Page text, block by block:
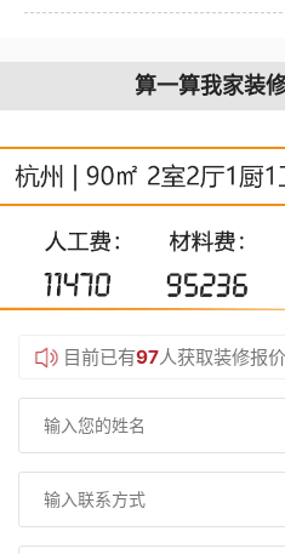
算一算我家装
目前已有97人获取装修报价